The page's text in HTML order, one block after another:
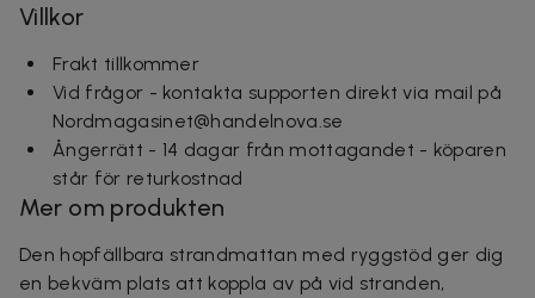
Villkor
Frakt tillkommer
Vid frågor - kontakta supporten direkt via mail på
Nordmagasinet@handelnova.se
Ångerrätt - 14 dagar från mottagandet - köparen
står för returkostnad
Mer om produkten
Den hopfällbara strandmattan med ryggstöd ger dig
en bekväm plats att koppla av på vid stranden,